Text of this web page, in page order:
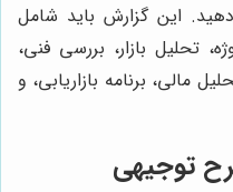
این گزارش باید شامل
تحلیل بازار، بررسی فنی،
مالی، برنامه بازاریابی، و
توجیهی